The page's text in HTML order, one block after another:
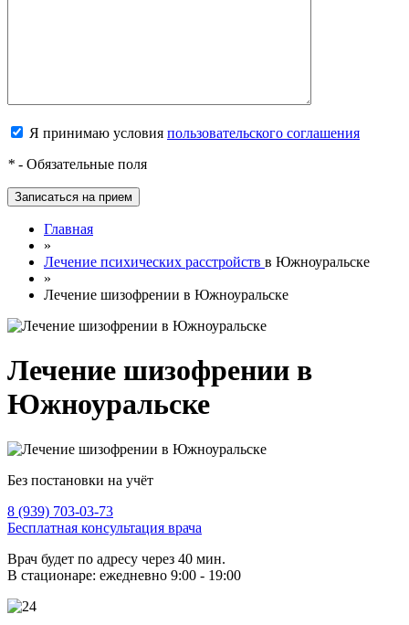
Я принимаю условия пользовательского соглашения
* - Обязательные поля
Главная
»
Лечение психических расстройств в Южноуральске
»
Лечение шизофрении в Южноуральске
Лечение шизофрении в
Южноуральске
Без постановки на учёт
8 (939) 703-03-73
Бесплатная консультация врача
Врач будет по адресу через 40 мин.
В стационаре: ежедневно 9:00 - 19:00